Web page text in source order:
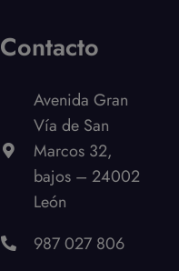
Contacto
Avenida Gran
Vía de San
Marcos 32,
bajos – 24002
León
987 027 806